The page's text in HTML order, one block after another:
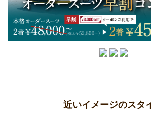
近いイメージのスタ